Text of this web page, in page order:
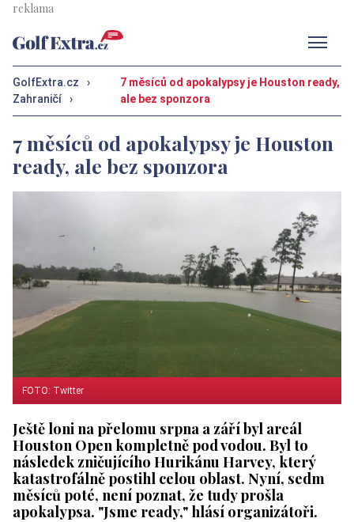
GolfExtra.cz
›
Zahraničí
›
7 měsíců od apokalypsy je Houston ready,
ale bez sponzora
7 měsíců od apokalypsy je Houston
ready, ale bez sponzora
FOTO: Twitter
Ještě loni na přelomu srpna a září byl areál
Houston Open kompletně pod vodou. Byl to
následek zničujícího Hurikánu Harvey, který
katastrofálně postihl celou oblast. Nyní, sedm
měsíců poté, není poznat, že tudy prošla
apokalypsa. "Jsme ready," hlásí organizátoři.